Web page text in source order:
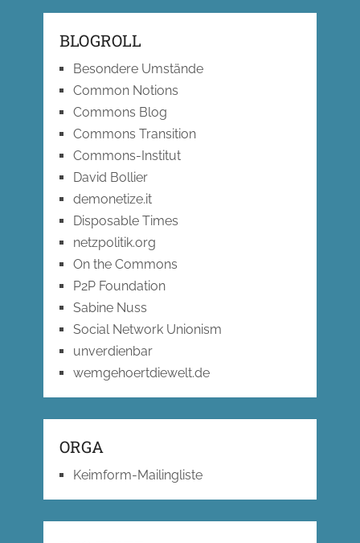
BLOGROLL
Besondere Umstände
Common Notions
Commons Blog
Commons Transition
Commons-Institut
David Bollier
demonetize.it
Disposable Times
netzpolitik.org
On the Commons
P2P Foundation
Sabine Nuss
Social Network Unionism
unverdienbar
wemgehoertdiewelt.de
ORGA
Keimform-Mailingliste